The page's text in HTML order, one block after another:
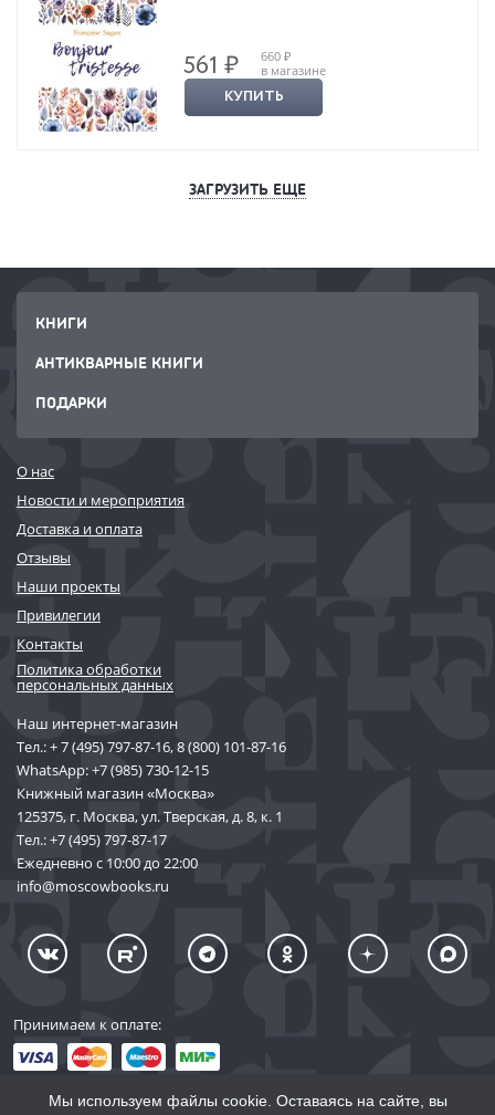
561 ₽
660 ₽
в магазине
КУПИТЬ
ЗАГРУЗИТЬ ЕЩЕ
КНИГИ
АНТИКВАРНЫЕ КНИГИ
ПОДАРКИ
О нас
Новости и мероприятия
Доставка и оплата
Отзывы
Наши проекты
Привилегии
Контакты
Политика обработки
персональных данных
Наш интернет-магазин
Тел.:+ 7 (495) 797-87-16,8 (800) 101-87-16
WhatsApp:+7 (985) 730-12-15
Книжный магазин «Москва»
125375, г. Москва, ул. Тверская, д. 8, к. 1
Тел.:+7 (495) 797-87-17
Ежедневно с 10:00 до 22:00
info@moscowbooks.ru
Принимаем к оплате:
Мы используем файлы cookie. Оставаясь на сайте, вы